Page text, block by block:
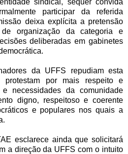
participar da referida
deixa explícita a pretensão
organização da categoria e
deliberadas em gabinetes
da UFFS repudiam esta
protestam por mais respeito e
necessidades da comunidade
digno, respeitoso e coerente
e populares nos quais a
esclarece ainda que solicitará
a direção da UFFS com o intuito